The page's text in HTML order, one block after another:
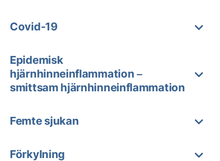
Covid-19
Epidemisk
hjärnhinneinflammation –
smittsam hjärnhinneinflammation
Femte sjukan
Förkylning